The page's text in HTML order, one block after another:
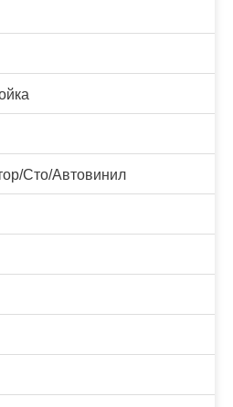
Сто/Автовинил